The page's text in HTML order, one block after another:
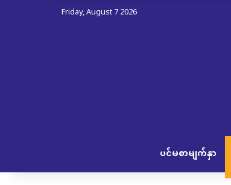
Friday, August 7 2026
ပင်မစာမျက်နှာ